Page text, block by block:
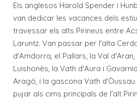
Els anglesos Harold Spender i
van dedicar les vacances dels
travessar els alts Pirineus entre
Laruntz. Van passar per l'alta
d'Amdorra, el Pallars, la Val
Luishonès, la Vath d'Aura i
Aragó, i la gascona Vath
pujar als cims principals de l'alt